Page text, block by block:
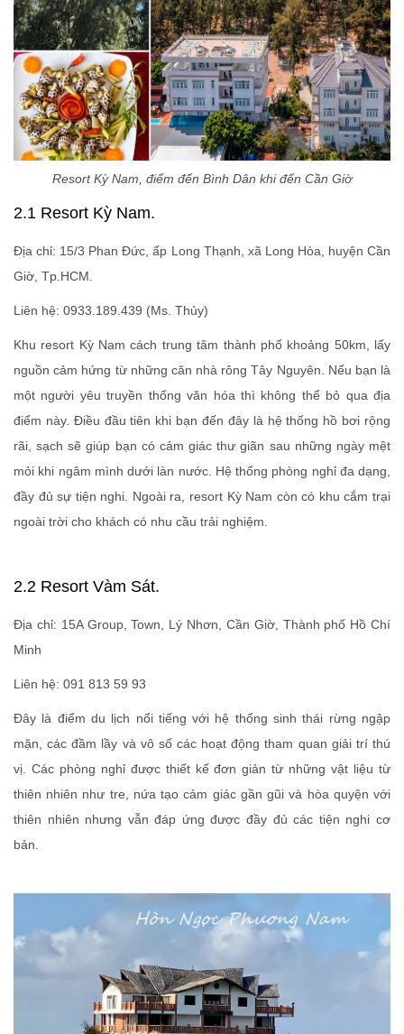
Resort Kỳ Nam, điểm đến Bình Dân khi đến Cần Giờ
2.1 Resort Kỳ Nam.
Địa chỉ: 15/3 Phan Đức, ấp Long Thạnh, xã Long Hòa, huyện Cần
Giờ, Tp.HCM.
Liên hệ: 0933.189.439 (Ms. Thủy)
Khu resort Kỳ Nam cách trung tâm thành phố khoảng 50km, lấy
nguồn cảm hứng từ những căn nhà rông Tây Nguyên. Nếu bạn là
một người yêu truyền thống văn hóa thì không thể bỏ qua địa
điểm này. Điều đầu tiên khi bạn đến đây là hệ thống hồ bơi rộng
rãi, sạch sẽ giúp bạn có cảm giác thư giãn sau những ngày mệt
mỏi khi ngâm mình dưới làn nước. Hệ thống phòng nghỉ đa dạng,
đầy đủ sự tiện nghi. Ngoài ra, resort Kỳ Nam còn có khu cắm trại
ngoài trời cho khách có nhu cầu trải nghiệm.
2.2 Resort Vàm Sát.
Địa chỉ: 15A Group, Town, Lý Nhơn, Cần Giờ, Thành phố Hồ Chí
Minh
Liên hệ: 091 813 59 93
Đây là điểm du lịch nổi tiếng với hệ thống sinh thái rừng ngập
mặn, các đầm lầy và vô số các hoạt động tham quan giải trí thú
vị. Các phòng nghỉ được thiết kế đơn giản từ những vật liệu từ
thiên nhiên như tre, nứa tạo cảm giác gần gũi và hòa quyện với
thiên nhiên nhưng vẫn đáp ứng được đầy đủ các tiện nghi cơ
bản.